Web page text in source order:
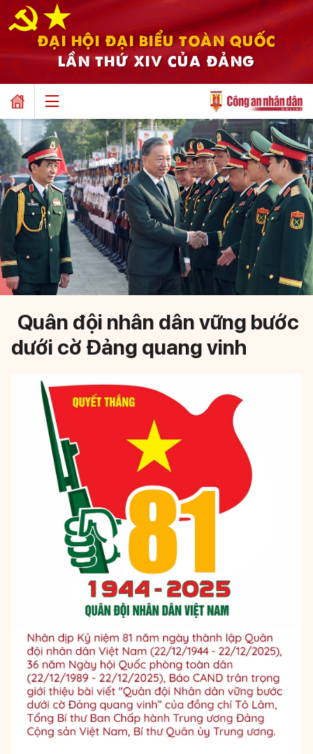
ĐẠI HỘI ĐẠI BIỂU TOÀN QUỐC
LẦN THỨ XIV CỦA ĐẢNG
Quân đội nhân dân vững bước
dưới cờ Đảng quang vinh